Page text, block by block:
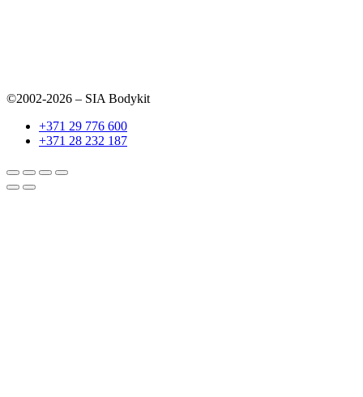
©2002-2026 – SIA Bodykit
+371 29 776 600
+371 28 232 187